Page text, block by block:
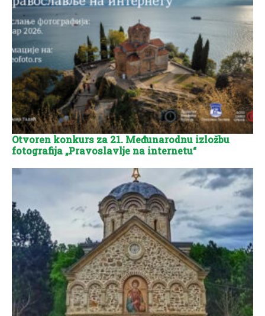
Otvoren konkurs za 21. Međunarodnu izložbu
fotografija „Pravoslavlje na internetu“